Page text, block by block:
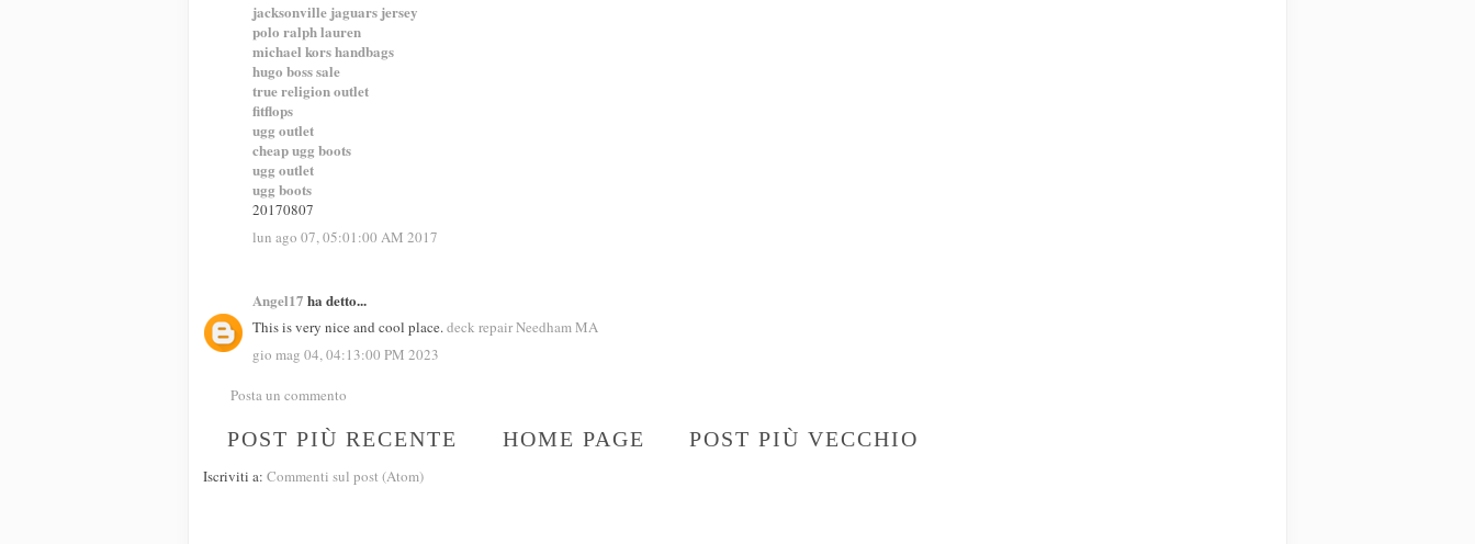
jacksonville jaguars jersey
polo ralph lauren
michael kors handbags
hugo boss sale
true religion outlet
fitflops
ugg outlet
cheap ugg boots
ugg outlet
ugg boots
20170807
lun ago 07, 05:01:00 AM 2017
Angel17 ha detto...
This is very nice and cool place.deck repair Needham MA
gio mag 04, 04:13:00 PM 2023
Posta un commento
POST PIÙ RECENTE POST PIÙ VECCHIO
HOME PAGE
Iscriviti a: Commenti sul post (Atom)